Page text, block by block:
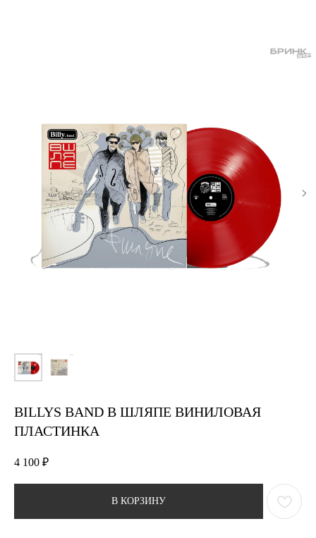
BILLYS BAND В ШЛЯПЕ ВИНИЛОВАЯ
ПЛАСТИНКА
4 100 ₽
В КОРЗИНУ